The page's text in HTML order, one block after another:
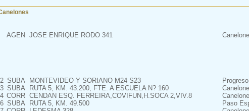
AGEN JOSE ENRIQUE RODO 341
2 SUBA MONTEVIDEO Y SORIANO M24 S23 Progreso
3 SUBA RUTA 5, KM. 43.200, FTE. A ESCUELA N? 160
4 CORR CENDAN ESQ. FERREIRA,COVIFUN,H.SOCA 2,VIV.8
6 SUBA RUTA 5, KM. 49.500 Paso